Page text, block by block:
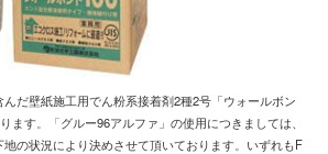
だ壁紙施工用でん粉系接着剤2種2号「ウォールボン
ます 。「グルー96アルファ」の使用につきましては、
の状況により決めさせて頂いております
いずれもF